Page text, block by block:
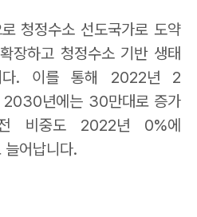
청정수소 선도국가로 도약
장하고 청정수소 기반 생태
. 이를 통해 2022년
2
2030년에는 30만대로 증가
비중도 2022년 0%에
늘어납니다.